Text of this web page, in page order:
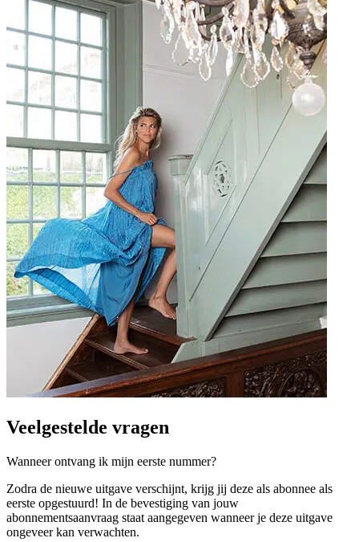
Veelgestelde vragen
Wanneer ontvang ik mijn eerste nummer?
Zodra de nieuwe uitgave verschijnt, krijg jij deze als abonnee als
eerste opgestuurd! In de bevestiging van jouw
abonnementsaanvraag staat aangegeven wanneer je deze uitgave
ongeveer kan verwachten.